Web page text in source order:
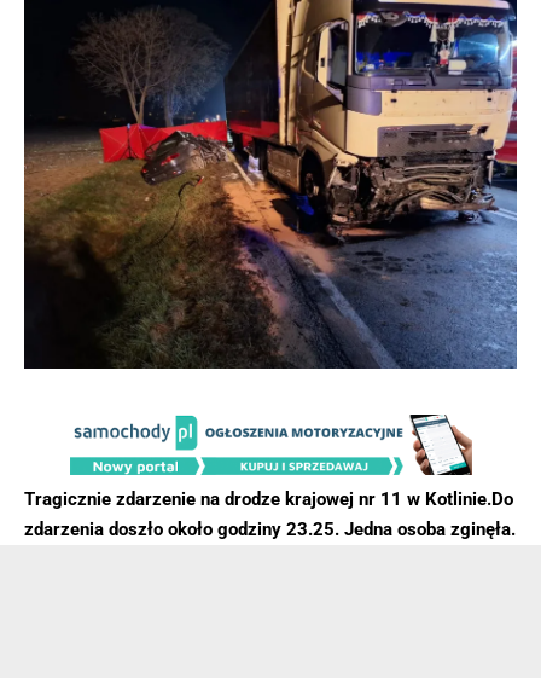
Tragicznie zdarzenie na drodze krajowej nr 11 w Kotlinie.Do
zdarzenia doszło około godziny 23.25. Jedna osoba zginęła.